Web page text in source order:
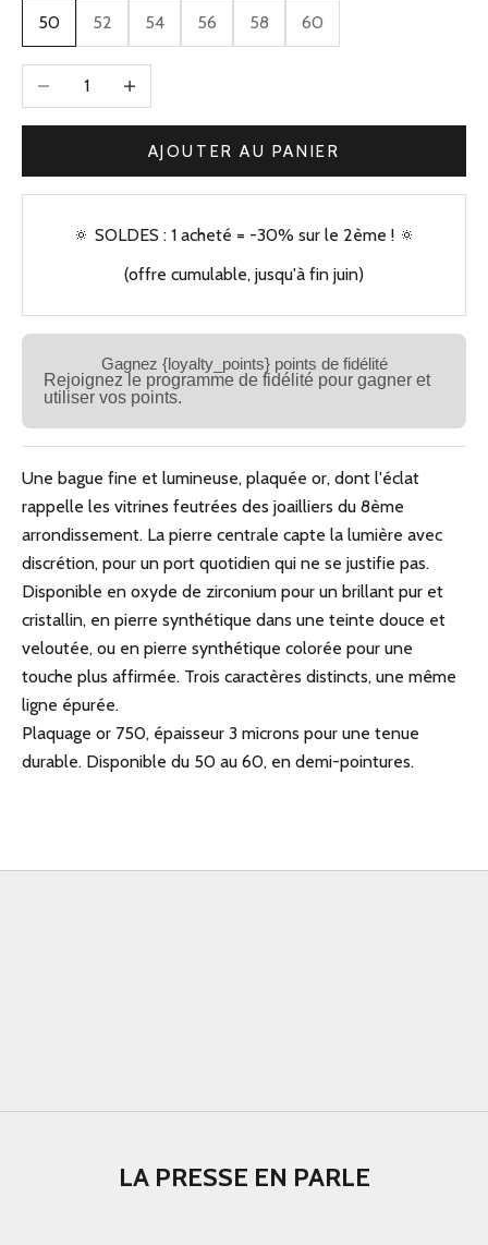
50
52 54 56 58 60
Diminuer la quantitéAugmenter la quantité
AJOUTER AU PANIER
🔅 SOLDES : 1 acheté = -30% sur le 2ème ! 🔅
(offre cumulable, jusqu'à fin juin)
Gagnez {loyalty_points} points de fidélité
Rejoignez le programme de fidélité pour gagner et
utiliser vos points.
Une bague fine et lumineuse, plaquée or, dont l'éclat
rappelle les vitrines feutrées des joailliers du 8ème
arrondissement. La pierre centrale capte la lumière avec
discrétion, pour un port quotidien qui ne se justifie pas.
Disponible en oxyde de zirconium pour un brillant pur et
cristallin, en pierre synthétique dans une teinte douce et
veloutée, ou en pierre synthétique colorée pour une
touche plus affirmée. Trois caractères distincts, une même
ligne épurée.
Plaquage or 750, épaisseur 3 microns pour une tenue
durable. Disponible du 50 au 60, en demi-pointures.
LA PRESSE EN PARLE